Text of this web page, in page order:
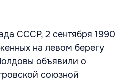
СССР, 2 сентября 1990
на левом берегу
объявили о
союзной